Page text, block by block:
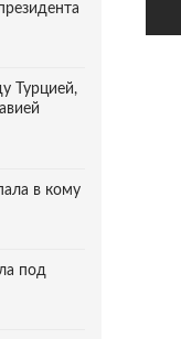
Турцией,
в кому
под